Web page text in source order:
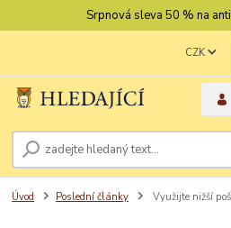
Srpnová sleva 50 % na
CZK
Úvod Poslední články Využijte nižší